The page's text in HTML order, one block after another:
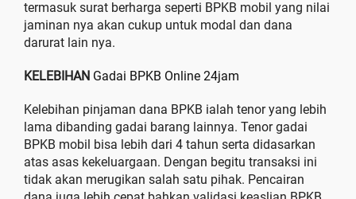
termasuk surat berharga seperti BPKB mobil yang nilai
jaminan nya akan cukup untuk modal dan dana
darurat lain nya.
KELEBIHAN Gadai BPKB Online 24jam
Kelebihan pinjaman dana BPKB ialah tenor yang lebih
lama dibanding gadai barang lainnya. Tenor gadai
BPKB mobil bisa lebih dari 4 tahun serta didasarkan
atas asas kekeluargaan. Dengan begitu transaksi ini
tidak akan merugikan salah satu pihak. Pencairan